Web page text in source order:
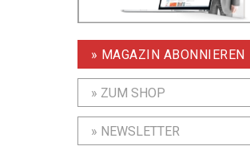
» MAGAZIN ABONNIEREN
» ZUM SHOP
» NEWSLETTER